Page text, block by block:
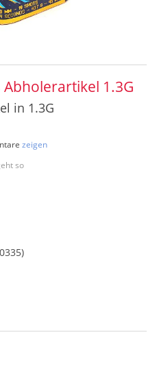
1.3G
in 1.3G
so
zeigen